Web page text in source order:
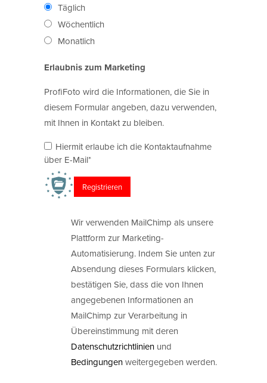
Täglich
Wöchentlich
Monatlich
Erlaubnis zum Marketing
ProfiFoto wird die Informationen, die Sie in
diesem Formular angeben, dazu verwenden,
mit Ihnen in Kontakt zu bleiben.
Hiermit erlaube ich die Kontaktaufnahme
über E-Mail*
Wir verwenden MailChimp als unsere
Plattform zur Marketing-
Automatisierung. Indem Sie unten zur
Absendung dieses Formulars klicken,
bestätigen Sie, dass die von Ihnen
angegebenen Informationen an
MailChimp zur Verarbeitung in
Übereinstimmung mit deren
Datenschutzrichtlinien und
Bedingungenweitergegeben werden.